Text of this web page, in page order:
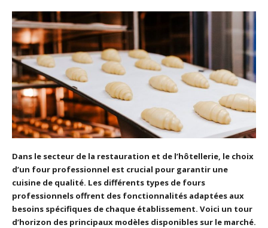
Dans le secteur de la restauration et de l’hôtellerie, le choix
d’un four professionnel est crucial pour garantir une
cuisine de qualité. Les différents types de fours
professionnels offrent des fonctionnalités adaptées aux
besoins spécifiques de chaque établissement. Voici un tour
d’horizon des principaux modèles disponibles sur le marché.